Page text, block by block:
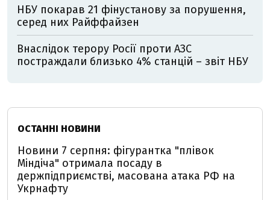
НБУ покарав 21 фінустанову за порушення,
серед них Райффайзен
Внаслідок терору Росії проти АЗС
постраждали близько 4% станцій – звіт НБУ
ОСТАННІ НОВИНИ
Новини 7 серпня: фігурантка "плівок
Міндіча" отримала посаду в
держпідприємстві, масована атака РФ на
Укрнафту